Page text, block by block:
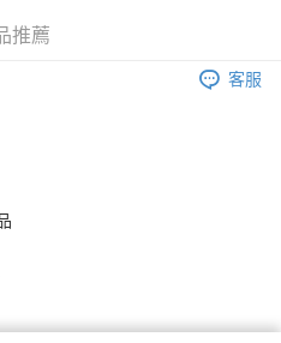
工作天到店，7天內取。逾期後
推薦
客服